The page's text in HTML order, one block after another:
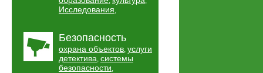
Исследования,
Безопасность
охрана объектов, услуги
детектива, системы
безопасности,